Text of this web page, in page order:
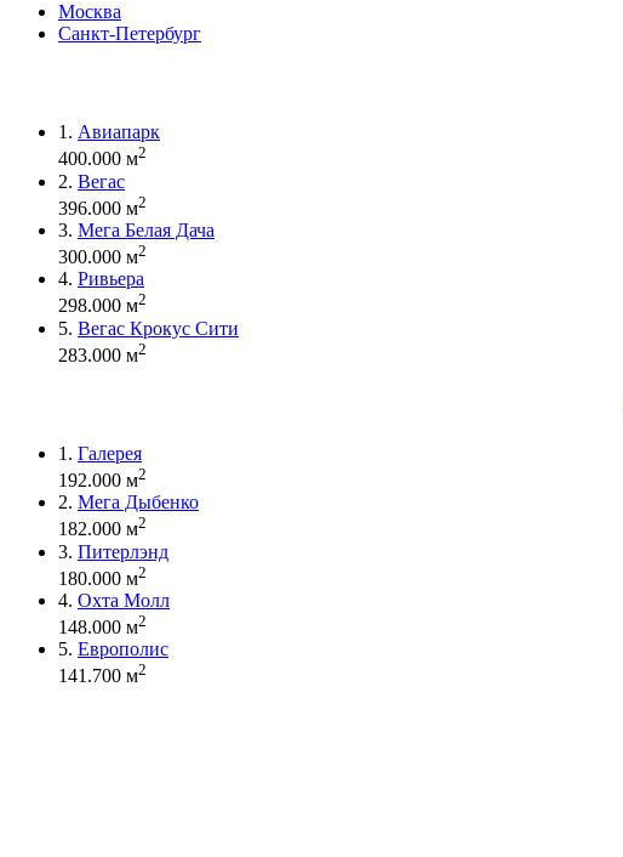
Москва
Санкт-Петербург
1. Авиапарк
400.000 м2
2. Вегас
396.000 м2
3. Мега Белая Дача
300.000 м2
4. Ривьера
298.000 м2
5. Вегас Крокус Сити
283.000 м2
1. Галерея
192.000 м2
2. Мега Дыбенко
182.000 м2
3. Питерлэнд
180.000 м2
4. Охта Молл
148.000 м2
5. Европолис
141.700 м2